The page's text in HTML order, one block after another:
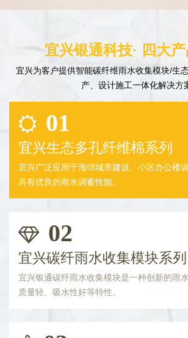
宜兴银通科技· 四大产
宜兴为客户提供智能碳纤维雨水收集模块/生
产、设计施工一体化解决方
01
宜兴生态多孔纤维棉系列
宜兴广泛应用于海绵城市建设、小区办公楼
具有优良的雨水调蓄性能。
02
宜兴碳纤雨水收集模块系列
宜兴银通碳纤雨水收集模块是一种创新的雨
质量轻、吸水性好等特性。